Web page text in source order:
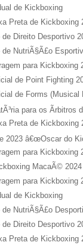
de Kickboxing
Preta de Kickboxing
Direito Desportivo
NutriÃ§Ã£o
para Kickboxing
de Point Fighting
de Forms
para os
Preta de Kickboxing
2023 â€œOscar do
para Kickboxing
MacaÃ© 2024
para Kickboxing
de Kickboxing
NutriÃ§Ã£o
Direito Desportivo
Preta de Kickboxing